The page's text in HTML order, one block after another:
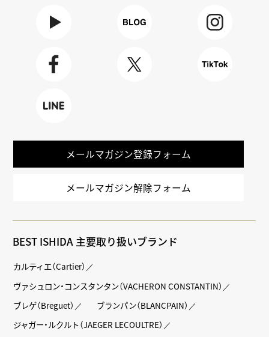
メールマガジン登録フォーム
メールマガジン解除フォーム
BEST ISHIDA 主要取り扱いブランド
カルティエ（Cartier）
ヴァシュロン・コンスタンタン（VACHERON CONSTANTIN）
ブレゲ（Breguet）
ブランパン（BLANCPAIN）
ジャガー・ルクルト（JAEGER LECOULTRE）